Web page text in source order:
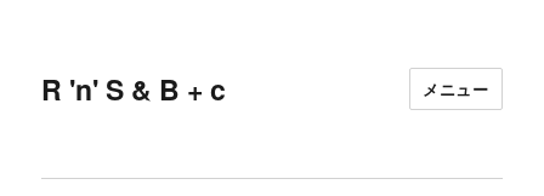
R 'n' S & B + c メニュー